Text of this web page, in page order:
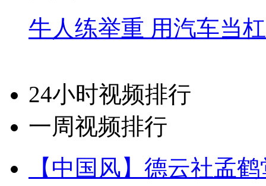
牛人练举重 用汽车当
24小时视频排行
一周视频排行
【中国风】德云社孟